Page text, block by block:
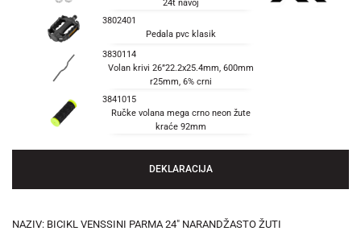
24t navoj
3802401
Pedala pvc klasik
3830114
Volan krivi 26”22.2x25.4mm, 600mm
r25mm, 6% crni
3841015
Ručke volana mega crno neon žute
kraće 92mm
DEKLARACIJA
NAZIV: BICIKL VENSSINI PARMA 24" NARANDŽASTO ŽUTI